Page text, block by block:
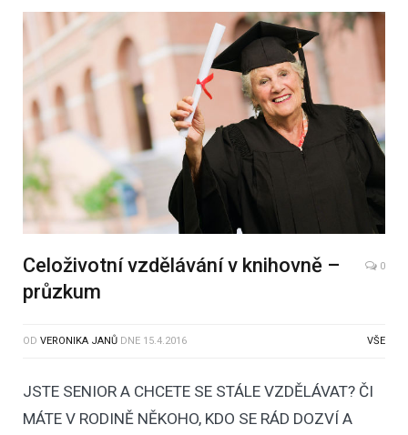
Celoživotní vzdělávání v knihovně –
průzkum
0
OD VERONIKA JANŮ DNE 15.4.2016 VŠE
JSTE SENIOR A CHCETE SE STÁLE VZDĚLÁVAT? ČI
MÁTE V RODINĚ NĚKOHO, KDO SE RÁD DOZVÍ A